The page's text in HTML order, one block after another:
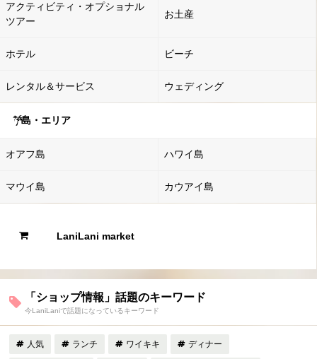
アクティビティ・オプショナル
ツアー
お土産
ホテル ビーチ
レンタル＆サービス ウェディング
島・エリア
オアフ島 ハワイ島
マウイ島 カウアイ島
LaniLani market
「ショップ情報」話題のキーワード
今LaniLaniで話題になっているキーワード
人気 ランチ ワイキキ ディナー